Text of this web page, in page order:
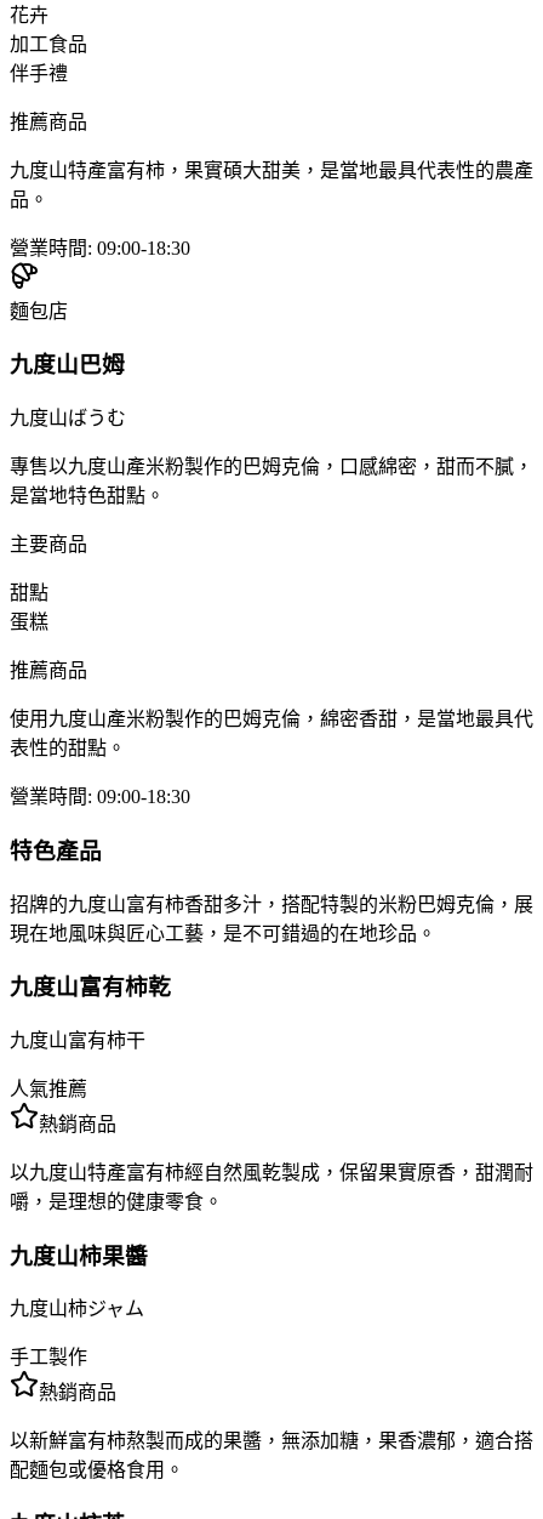
花卉
加工食品
伴手禮
推薦商品
九度山特產富有柿，果實碩大甜美，是當地最具代表性的農產
品。
營業時間: 09:00-18:30
麵包店
九度山巴姆
九度山ばうむ
專售以九度山產米粉製作的巴姆克倫，口感綿密，甜而不膩，
是當地特色甜點。
主要商品
甜點
蛋糕
推薦商品
使用九度山產米粉製作的巴姆克倫，綿密香甜，是當地最具代
表性的甜點。
營業時間: 09:00-18:30
特色產品
招牌的九度山富有柿香甜多汁，搭配特製的米粉巴姆克倫，展
現在地風味與匠心工藝，是不可錯過的在地珍品。
九度山富有柿乾
九度山富有柿干
人氣推薦
熱銷商品
以九度山特產富有柿經自然風乾製成，保留果實原香，甜潤耐
嚼，是理想的健康零食。
九度山柿果醬
九度山柿ジャム
手工製作
熱銷商品
以新鮮富有柿熬製而成的果醬，無添加糖，果香濃郁，適合搭
配麵包或優格食用。